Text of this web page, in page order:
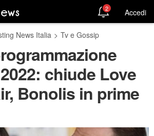
2 Accedi
News Italia > Tv e Gossip
chiude Love
Bonolis in prime